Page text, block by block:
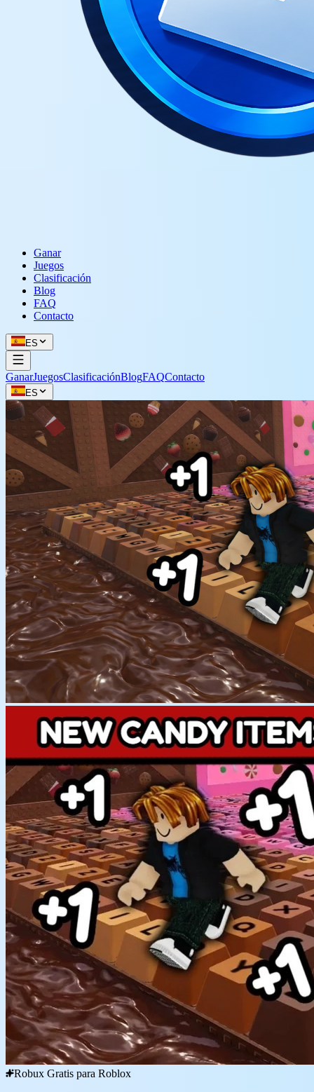
Ganar
Juegos
Clasificación
Blog
FAQ
Contacto
ES
GanarJuegosClasificaciónBlogFAQContacto
ES
Robux Gratis para Roblox